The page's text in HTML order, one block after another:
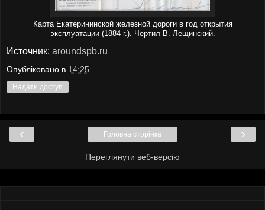
Карта Екатерининской железной дороги в год открытия
эксплуатации (1884 г.). Чертил В. Лещинский.
Источник: aroundspb.ru
Опубліковано в 14:25
Надати доступ
‹ ›
Головна сторінка
Переглянути веб-версію